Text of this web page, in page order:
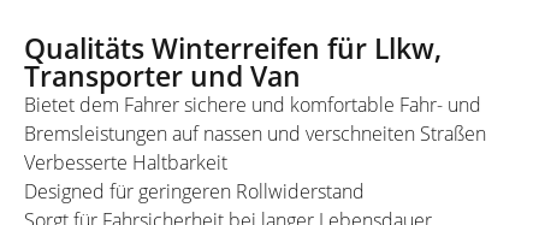
Qualitäts Winterreifen für Llkw,
Transporter und Van
Bietet dem Fahrer sichere und komfortable Fahr- und
Bremsleistungen auf nassen und verschneiten Straßen
Verbesserte Haltbarkeit
Designed für geringeren Rollwiderstand